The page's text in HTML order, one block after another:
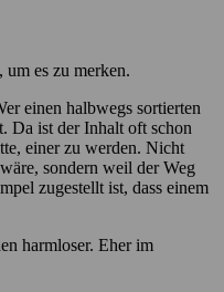
um es zu merken.
einen halbwegs sortierten
Da ist der Inhalt oft schon
einer zu werden. Nicht
sondern weil der Weg
zugestellt ist, dass einem
harmloser. Eher im